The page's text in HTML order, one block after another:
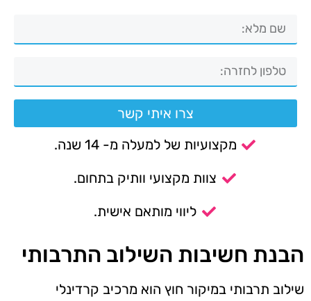
צרו איתי קשר
מקצועיות של למעלה מ- 14 שנה.
צוות מקצועי וותיק בתחום.
ליווי מותאם אישית.
הבנת חשיבות השילוב התרבותי
שילוב תרבותי במיקור חוץ הוא מרכיב קרדינלי